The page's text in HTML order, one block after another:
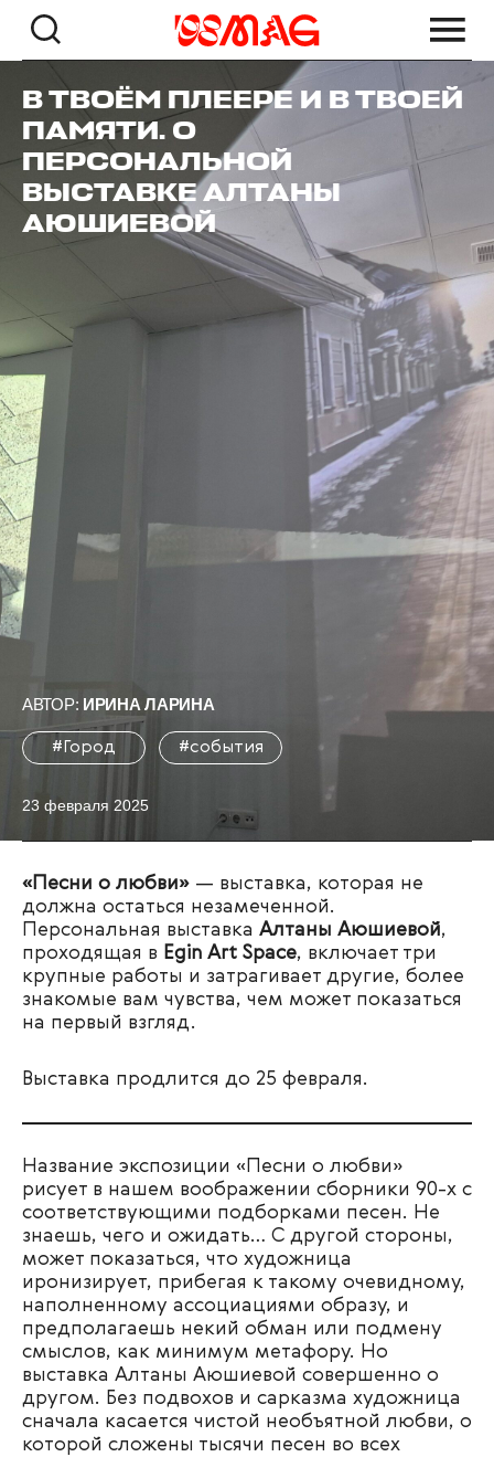
В ТВОЁМ ПЛЕЕРЕ И В ТВОЕЙ
ПАМЯТИ. О
ПЕРСОНАЛЬНОЙ
ВЫСТАВКЕ АЛТАНЫ
АЮШИЕВОЙ
АВТОР: ИРИНА ЛАРИНА
#Город #события
23 февраля 2025
«Песни о любви» — выставка, которая не
должна остаться незамеченной.
Персональная выставка Алтаны Аюшиевой,
проходящая в Egin Art Space, включает три
крупные работы и затрагивает другие, более
знакомые вам чувства, чем может показаться
на первый взгляд.
Выставка продлится до 25 февраля.
Название экспозиции «Песни о любви»
рисует в нашем воображении сборники 90-х с
соответствующими подборками песен. Не
знаешь, чего и ожидать… С другой стороны,
может показаться, что художница
иронизирует, прибегая к такому очевидному,
наполненному ассоциациями образу, и
предполагаешь некий обман или подмену
смыслов, как минимум метафору. Но
выставка Алтаны Аюшиевой совершенно о
другом. Без подвохов и сарказма художница
сначала касается чистой необъятной любви, о
которой сложены тысячи песен во всех